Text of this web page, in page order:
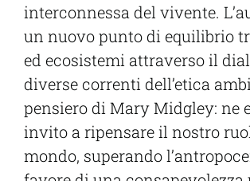
interconnessa del vivente.
un nuovo punto di equilibrio
ed ecosistemi attraverso il
diverse correnti dell’etica
pensiero di Mary Midgley: ne
invito a ripensare il nostro
mondo, superando